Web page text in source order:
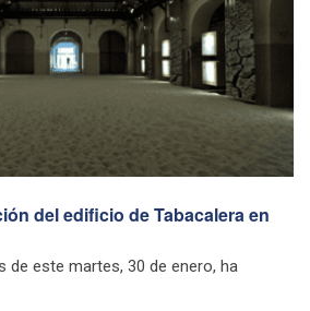
del edificio de Tabacalera en
de este martes, 30 de enero, ha